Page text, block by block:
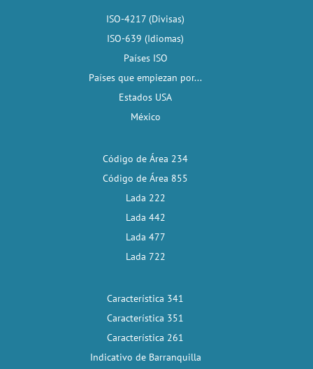
ISO-4217 (Divisas)
ISO-639 (Idiomas)
Países ISO
Países que empiezan por...
Estados USA
México
Código de Área 234
Código de Área 855
Lada 222
Lada 442
Lada 477
Lada 722
Característica 341
Característica 351
Característica 261
Indicativo de Barranquilla